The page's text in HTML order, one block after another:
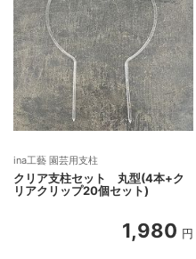
ina工藝 園芸用支柱
クリア支柱セット 丸型(4本+ク
リアクリップ20個セット)
1,980 円